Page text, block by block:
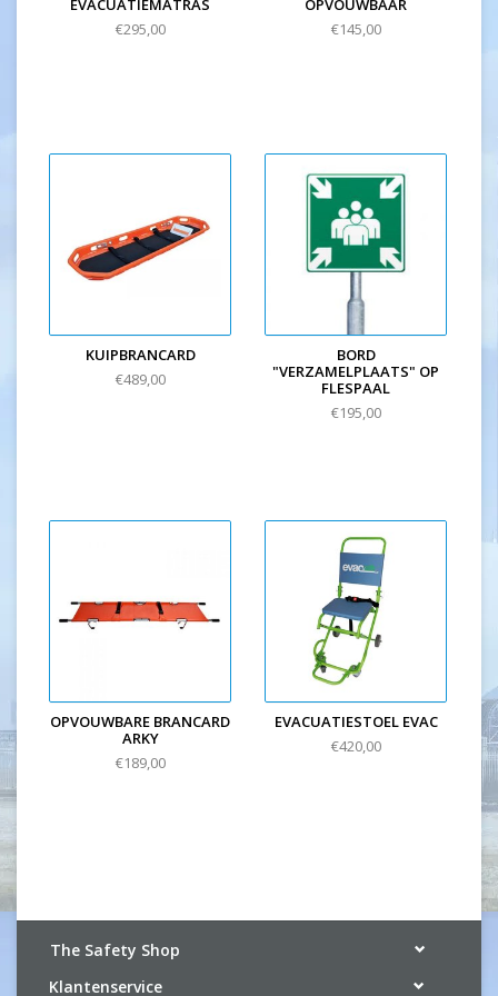
EVACUATIEMATRAS
€295,00
OPVOUWBAAR
€145,00
KUIPBRANCARD
€489,00
BORD
"VERZAMELPLAATS" OP
FLESPAAL
€195,00
OPVOUWBARE BRANCARD
ARKY
€189,00
EVACUATIESTOEL EVAC
€420,00
The Safety Shop
Klantenservice